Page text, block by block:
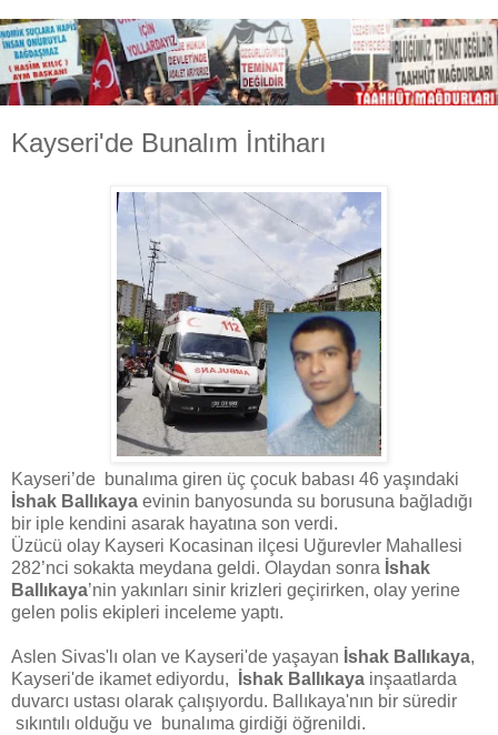
Kayseri'de Bunalım İntiharı
Kayseri’de bunalıma giren üç çocuk babası 46 yaşındaki
İshak Ballıkaya evinin banyosunda su borusuna bağladığı
bir iple kendini asarak hayatına son verdi.
Üzücü olay Kayseri Kocasinan ilçesi Uğurevler Mahallesi
282’nci sokakta meydana geldi. Olaydan sonra İshak
Ballıkaya’nin yakınları sinir krizleri geçirirken, olay yerine
gelen polis ekipleri inceleme yaptı.
Aslen Sivas'lı olan ve Kayseri'de yaşayan İshak Ballıkaya,
Kayseri'de ikamet ediyordu,
İshak Ballıkaya inşaatlarda
duvarcı ustası olarak çalışıyordu. Ballıkaya'nın bir süredir
sıkıntılı olduğu ve bunalıma girdiği öğrenildi.